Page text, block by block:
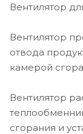
Вентилятор
Вентилятор
отвода
камерой
Вентилятор
сгорания и